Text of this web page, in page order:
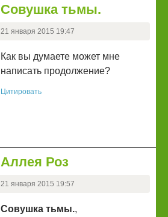
Совушка тьмы.
21 января 2015 19:47
Как вы думаете может мне
написать продолжение?
Цитировать
Аллея Роз
21 января 2015 19:57
Совушка тьмы.,